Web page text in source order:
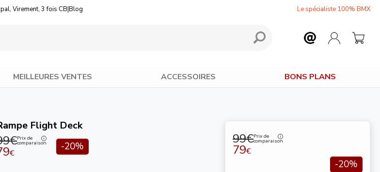
Virement, 3 fois CB|Blog Le spécialiste 100% BMX
MEILLEURES VENTES ACCESSOIRES BONS PLANS
99€Prix de
comparaison
79€
-20%
Flight Deck
Prix de
comparaison
€ -20%